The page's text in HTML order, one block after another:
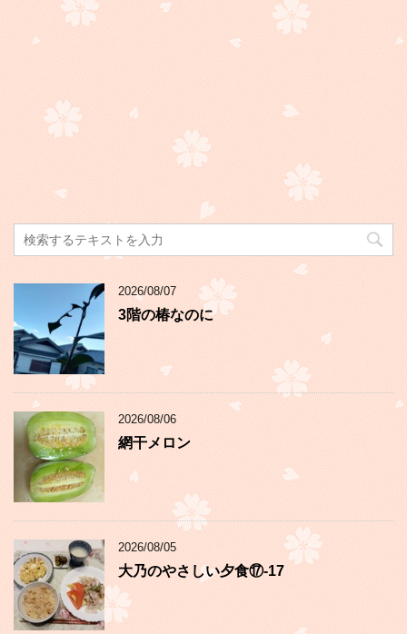
2026/08/07
3階の椿なのに
2026/08/06
網干メロン
2026/08/05
大乃のやさしい夕食⑰-17